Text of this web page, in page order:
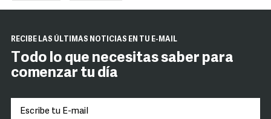
RECIBE LAS ÚLTIMAS NOTICIAS EN TU E-MAIL
Todo lo que necesitas saber para
comenzar tu día